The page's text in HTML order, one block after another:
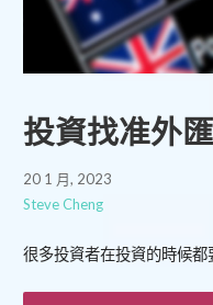
投資找准外
20 1 月, 2023
Steve Cheng
很多投資者在投資的時候